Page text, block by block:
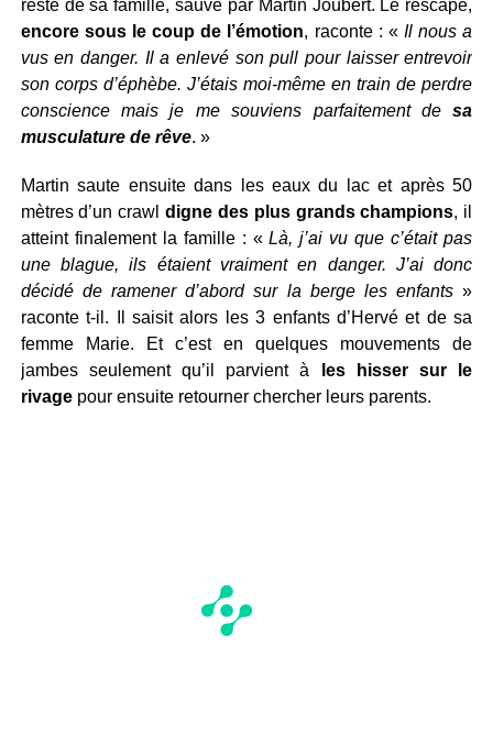
reste de sa famille, sauvé par Martin Joubert. Le rescapé,
encore sous le coup de l’émotion, raconte : «Il nous a
vus en danger. Il a enlevé son pull pour laisser entrevoir
son corps d’éphèbe. J’étais moi-même en train de perdre
conscience mais je me souviens parfaitement desa
musculature de rêve. »
Martin saute ensuite dans les eaux du lac et après 50
mètres d’un crawldigne des plus grands champions, il
atteint finalement la famille : «Là, j’ai vu que c’était pas
une blague, ils étaient vraiment en danger. J’ai donc
décidé de ramener d’abord sur la berge les enfants »
raconte t-il. Il saisit alors les 3 enfants d’Hervé et de sa
femme Marie. Et c’est en quelques mouvements de
jambes seulement qu’il parvient à
les hisser sur le
rivagepour ensuite retourner chercher leurs parents.